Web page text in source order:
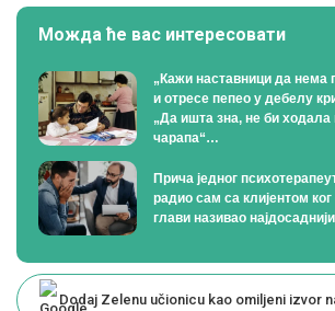
Можда ће вас интересовати
„Кажи наставници да нема
и отресе пепео у дебелу
„Да ишта зна, не би ходала
чарапа“…
Прича једног
радио сам са клијентом ког
глави називао
Dodaj Zelenu učionicu kao omiljeni izvor